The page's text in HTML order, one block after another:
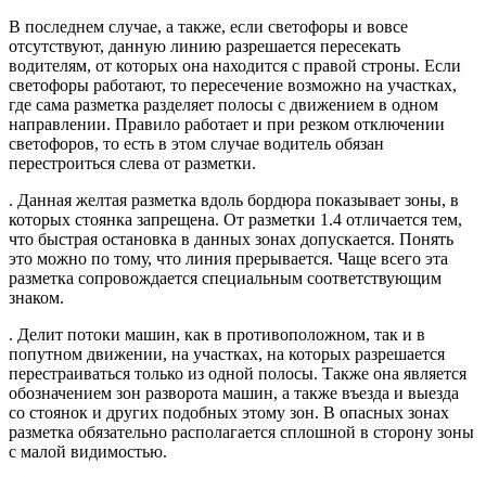
В последнем случае, а также, если светофоры и вовсе
отсутствуют, данную линию разрешается пересекать
водителям, от которых она находится с правой строны. Если
светофоры работают, то пересечение возможно на участках,
где сама разметка разделяет полосы с движением в одном
направлении. Правило работает и при резком отключении
светофоров, то есть в этом случае водитель обязан
перестроиться слева от разметки.
. Данная желтая разметка вдоль бордюра показывает зоны, в
которых стоянка запрещена. От разметки 1.4 отличается тем,
что быстрая остановка в данных зонах допускается. Понять
это можно по тому, что линия прерывается. Чаще всего эта
разметка сопровождается специальным соответствующим
знаком.
. Делит потоки машин, как в противоположном, так и в
попутном движении, на участках, на которых разрешается
перестраиваться только из одной полосы. Также она является
обозначением зон разворота машин, а также въезда и выезда
со стоянок и других подобных этому зон. В опасных зонах
разметка обязательно располагается сплошной в сторону зоны
с малой видимостью.